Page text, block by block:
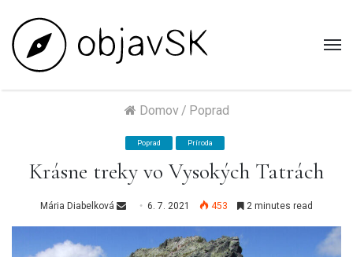
Domov/ Poprad
Poprad Príroda
Krásne treky vo Vysokých Tatrách
Mária Diabelková
Send
an
6. 7. 2021 453 2 minutes read